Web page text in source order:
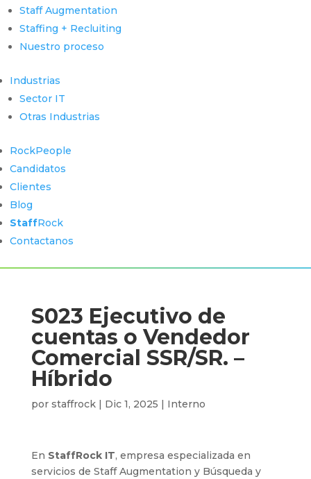
Staff Augmentation
Staffing + Recluiting
Nuestro proceso
Industrias
Sector IT
Otras Industrias
RockPeople
Candidatos
Clientes
Blog
StaffRock
Contactanos
S023 Ejecutivo de
cuentas o Vendedor
Comercial SSR/SR. –
Híbrido
por staffrock| Dic 1, 2025 Interno
En StaffRock IT, empresa especializada en
servicios de Staff Augmentation y Búsqueda y